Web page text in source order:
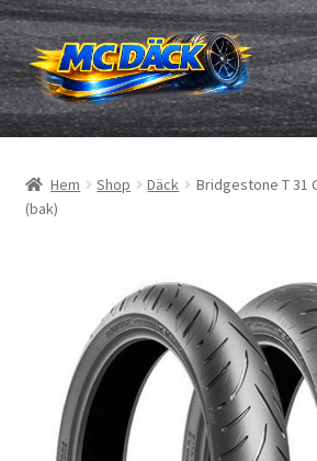
Hoppa
till
navigering
Hoppa
till
innehåll
Däck
Slangar & fälgband
Däcktest
Märken
Hem Shop Däck
Bridgestone T 31
(bak)